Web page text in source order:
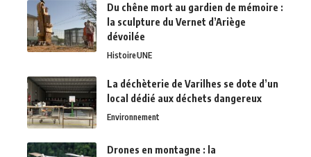
Du chêne mort au gardien de mémoire :
la sculpture du Vernet d’Ariège
dévoilée
HistoireUNE
La déchèterie de Varilhes se dote d’un
local dédié aux déchets dangereux
Environnement
Drones en montagne : la